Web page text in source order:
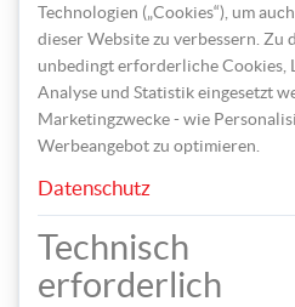
BOHO-ARMBÄNDER
Technologien („Cookies“), um
dieser Website zu verbessern. Zu
unbedingt erforderliche Cookies,
Analyse und Statistik eingesetzt
Marketingzwecke - wie
Werbeangebot zu optimieren.
Datenschutz
Technisch
erforderlich